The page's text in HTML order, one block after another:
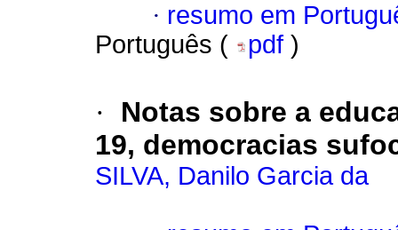
· resumo em
Português (
pdf )
·
Notas sobre a
19, democracias
SILVA, Danilo Garcia da